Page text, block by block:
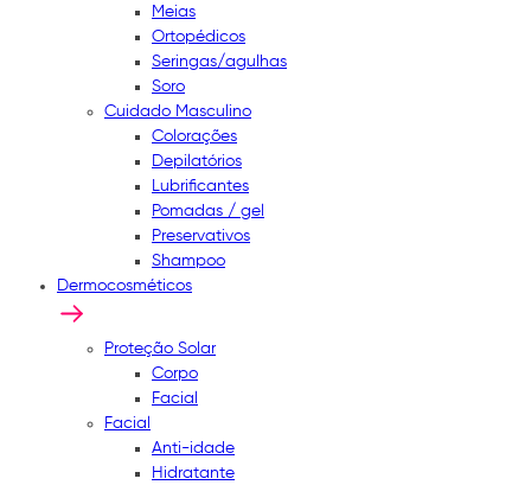
Meias
Ortopédicos
Seringas/agulhas
Soro
Cuidado Masculino
Colorações
Depilatórios
Lubrificantes
Pomadas / gel
Preservativos
Shampoo
Dermocosméticos
Proteção Solar
Corpo
Facial
Facial
Anti-idade
Hidratante